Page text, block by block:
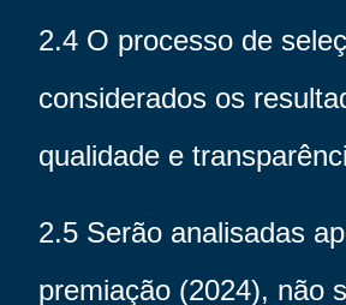
2.4 O processo de
considerados os
qualidade e
2.5 Serão analisadas
premiação (2024), não